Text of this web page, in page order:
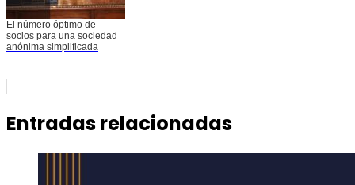
El número óptimo de
socios para una sociedad
anónima simplificada
Entradas relacionadas